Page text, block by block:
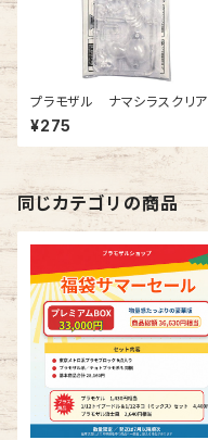
プラモザル ナマシラスクリア
ー 1ヶ入
¥275
同じカテゴリの商品